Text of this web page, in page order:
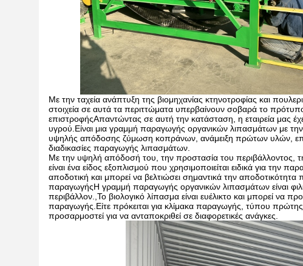
Με την ταχεία ανάπτυξη της βιομηχανίας κτηνοτροφίας και
στοιχεία σε αυτά τα περιττώματα υπερβαίνουν σοβαρά το
επιστροφήςΑπαντώντας σε αυτή την κατάσταση, η εταιρεία μας
υγρού.Είναι μια γραμμή παραγωγής οργανικών λιπασμάτων με
υψηλής απόδοσης ζύμωση κοπράνων, ανάμειξη πρώτων υλών,
διαδικασίες παραγωγής λιπασμάτων.
Με την υψηλή απόδοσή του, την προστασία του περιβάλλοντος,
είναι ένα είδος εξοπλισμού που χρησιμοποιείται ειδικά για την
αποδοτική και μπορεί να βελτιώσει σημαντικά την
παραγωγήςΗ γραμμή παραγωγής οργανικών λιπασμάτων είναι
περιβάλλον.,Το βιολογικό λίπασμα είναι ευέλικτο και μπορεί να
παραγωγής.Είτε πρόκειται για κλίμακα παραγωγής, τύπου
προσαρμοστεί για να ανταποκριθεί σε διαφορετικές ανάγκες.